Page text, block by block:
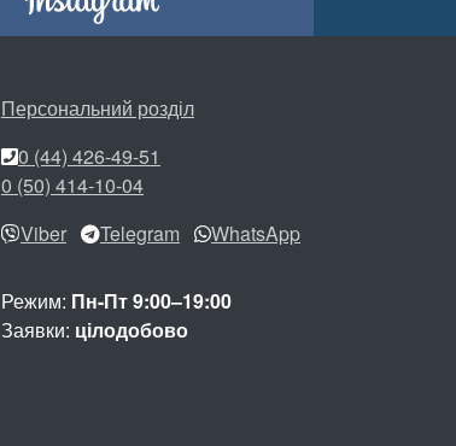
Персональний розділ
0 (44) 426-49-51
0 (50) 414-10-04
Viber
Telegram WhatsApp
Режим: Пн-Пт 9:00–19:00
Заявки: цілодобово